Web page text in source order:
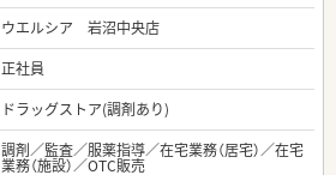
ウエルシア 岩沼中央店
正社員
ドラッグストア(調剤あり)
調剤／監査／服薬指導／在宅業務（居宅）／在宅
業務（施設）／OTC販売